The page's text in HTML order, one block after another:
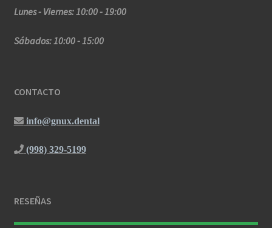
Lunes - Viernes: 10:00 - 19:00
Sábados: 10:00 - 15:00
CONTACTO
info@gnux.dental
(998) 329-5199
RESEÑAS